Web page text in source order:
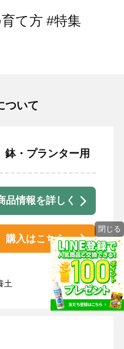
て方 #特集
ついて
・プランター用
品情報を詳しく
購入はこちら
土
閉じる